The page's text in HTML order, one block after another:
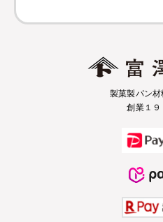
製菓製パン
創業１